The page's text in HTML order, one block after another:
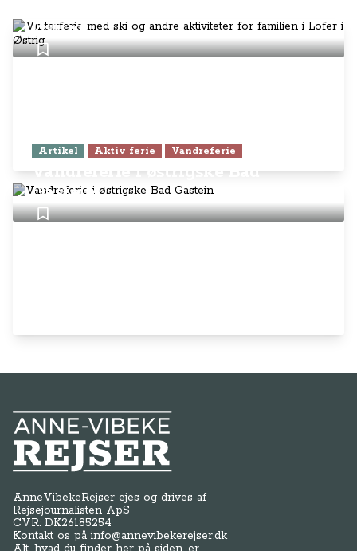
Østrig
Artikel Aktiv ferie Vandreferie
Vandreferie i østrigske Bad
Gastein
Anne-Vibeke Rejser
AnneVibekeRejser ejes og drives af
Rejsejournalisten ApS
CVR: DK26185254
Kontakt os påinfo@annevibekerejser.dk